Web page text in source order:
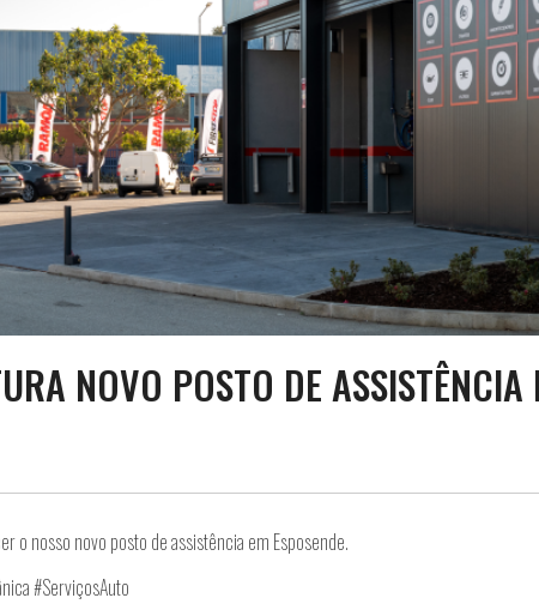
NOVO POSTO DE ASSISTÊNCIA
o nosso novo posto de assistência em Esposende.
#ServiçosAuto